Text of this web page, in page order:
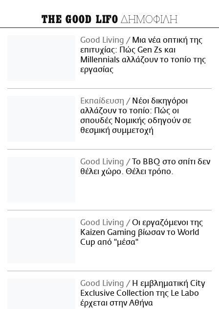
THE GOOD LIFO ΔΗΜΟΦΙΛΗ
Good Living
Μια νέα οπτική της
επιτυχίας: Πώς Gen Zs και
Millennials αλλάζουν το τοπίο της
εργασίας
Εκπαίδευση
Νέοι δικηγόροι
αλλάζουν το τοπίο: Πώς οι
σπουδές Νομικής οδηγούν σε
θεσμική συμμετοχή
Good Living
Το BBQ στο σπίτι δεν
θέλει χώρο. Θέλει τρόπο.
Good Living
Οι εργαζόμενοι της
Kaizen Gaming βίωσαν το World
Cup από "μέσα"
Good Living
Η εμβληματική City
Exclusive Collection της Le Labo
έρχεται στην Αθήνα